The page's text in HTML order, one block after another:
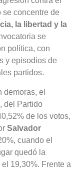
concentre de
la libertad y la
se
política, con
y episodios de
partidos.
el
, del Partido
de los votos,
Salvador
cuando el
quedó la
el 19,30%. Frente a